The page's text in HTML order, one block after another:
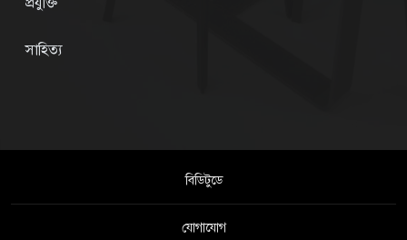
সাহিত্য
বিডিটুডে
যোগাযোগ